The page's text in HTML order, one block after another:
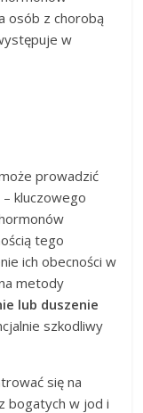
osób z chorobą
w
prowadzić
kluczowego
tego
ich obecności w
metody
lub duszenie
szkodliwy
się na
bogatych w jod i